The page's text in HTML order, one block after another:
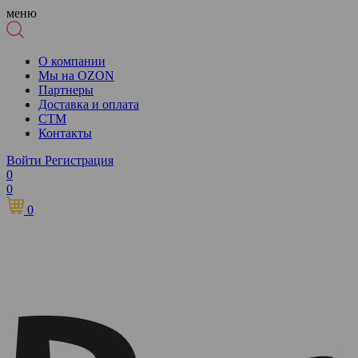
меню
О компании
Мы на OZON
Партнеры
Доставка и оплата
СТМ
Контакты
Войти Регистрация
0
0
0